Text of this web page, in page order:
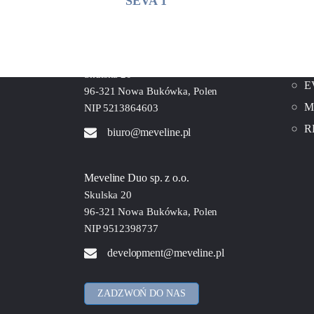
Skulska 20
96-321 Nowa Bukówka, Polen
NIP 5213864603
biuro@meveline.pl
Meveline Duo sp. z o.o.
Skulska 20
96-321 Nowa Bukówka, Polen
NIP 9512398737
development@meveline.pl
ZADZWOŃ DO NAS